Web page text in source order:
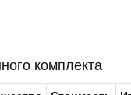
комплекта